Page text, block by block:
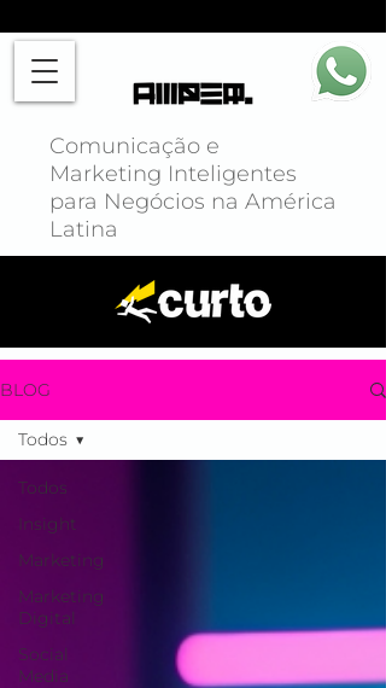
Comunicação e
Marketing Inteligentes
para Negócios na América
Latina
BLOG
Todos
Insight
Marketing
Marketing
Digital
Social
Media
Todos